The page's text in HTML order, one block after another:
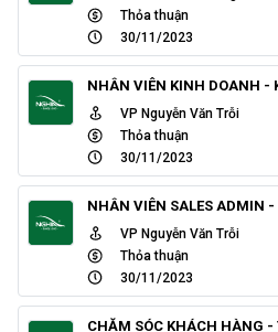
Thỏa thuận
30/11/2023
NHÂN VIÊN KINH DOANH -
VP Nguyễn Văn Trỗi
Thỏa thuận
30/11/2023
NHÂN VIÊN SALES ADMIN -
VP Nguyễn Văn Trỗi
Thỏa thuận
30/11/2023
CHĂM SÓC KHÁCH HÀNG -